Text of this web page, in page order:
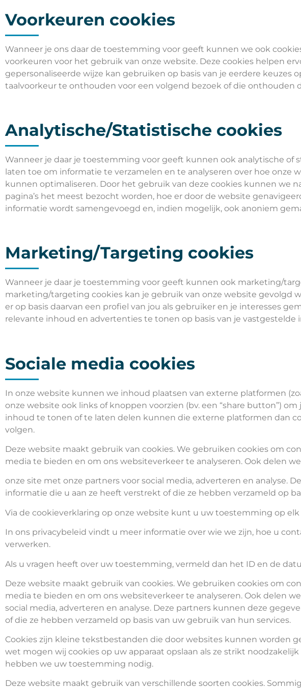
Voorkeuren cookies
Wanneer je ons daar de toestemming voor geeft kunnen we ook
voorkeuren voor het gebruik van onze website. Deze cookies helpen
gepersonaliseerde wijze kan gebruiken op basis van je eerdere keuzes
taalvoorkeur te onthouden voor een volgend bezoek of die onthouden
Analytische/Statistische cookies
Wanneer je daar je toestemming voor geeft kunnen ook analytische
laten toe om informatie te verzamelen en te analyseren over hoe
kunnen optimaliseren. Door het gebruik van deze cookies kunnen we
pagina’s het meest bezocht worden, hoe er door de website
informatie wordt samengevoegd en, indien mogelijk, ook anoniem
Marketing/Targeting cookies
Wanneer je daar je toestemming voor geeft kunnen ook marketing/
marketing/targeting cookies kan je gebruik van onze website gevolgd
er op basis daarvan een profiel van jou als gebruiker en je interesses
relevante inhoud en advertenties te tonen op basis van je vastgestelde
Sociale media cookies
In onze website kunnen we inhoud plaatsen van externe platformen
onze website ook links of knoppen voorzien (bv. een “share button”)
inhoud te tonen of te laten delen kunnen die externe platformen dan
volgen.
Deze website maakt gebruik van cookies. We gebruiken cookies om
media te bieden en om ons websiteverkeer te analyseren. Ook delen
onze site met onze partners voor social media, adverteren en analyse.
informatie die u aan ze heeft verstrekt of die ze hebben verzameld op
Via de cookieverklaring op onze website kunt u uw toestemming op
In ons privacybeleid vindt u meer informatie over wie we zijn, hoe u
verwerken.
Als u vragen heeft over uw toestemming, vermeld dan het ID en de
Deze website maakt gebruik van cookies. We gebruiken cookies om
media te bieden en om ons websiteverkeer te analyseren. Ook delen
social media, adverteren en analyse. Deze partners kunnen deze
of die ze hebben verzameld op basis van uw gebruik van hun services.
Cookies zijn kleine tekstbestanden die door websites kunnen worden
wet mogen wij cookies op uw apparaat opslaan als ze strikt
hebben we uw toestemming nodig.
Deze website maakt gebruik van verschillende soorten cookies.